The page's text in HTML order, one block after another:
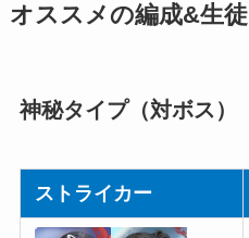
オススメの編成&生徒
神秘タイプ（対ボス）
ストライカー